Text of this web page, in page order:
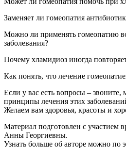
Заменяет ли гомеопатия
Можно ли применять гомеопатию
заболевания?
Почему хламидиоз иногда
Как понять, что лечение
Если у вас есть вопросы –
принципы лечения этих
Желаем вам здоровья, красоты и
Материал подготовлен с участием
Анны Георгиевны.
Узнать больше об авторе можно по